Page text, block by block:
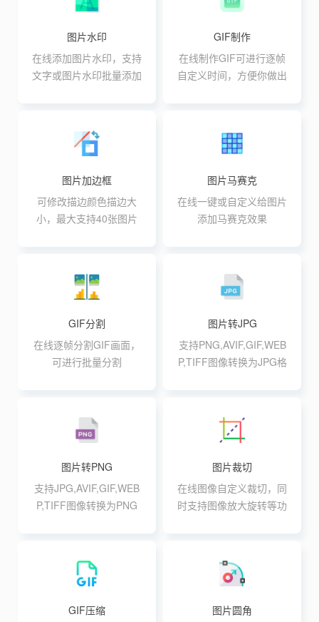
图片水印
在线添加图片水印，支持
文字或图片水印批量添加
GIF制作
在线制作GIF可进行逐帧
自定义时间，方便你做出
图片加边框
可修改描边颜色描边大
小，最大支持40张图片
图片马赛克
在线一键或自定义给图片
添加马赛克效果
GIF分割
在线逐帧分割GIF画面，
可进行批量分割
图片转JPG
支持PNG,AVIF,GIF,WEB
P,TIFF图像转换为JPG格
图片转PNG
支持JPG,AVIF,GIF,WEB
P,TIFF图像转换为PNG
图片裁切
在线图像自定义裁切，同
时支持图像放大旋转等功
GIF压缩
图片圆角